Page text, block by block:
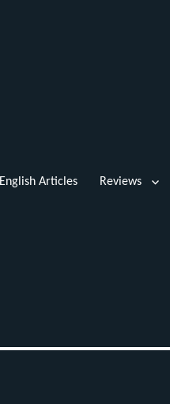
English Articles Reviews